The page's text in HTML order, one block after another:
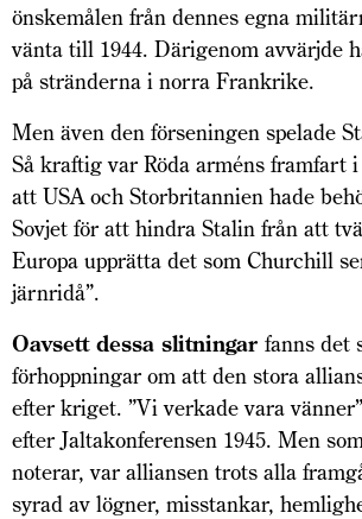
önskemålen från dennes egna
vänta till 1944. Därigenom avvärjde
på stränderna i norra Frankrike.
Men även den förseningen spelade
Så kraftig var Röda arméns framfart
att USA och Storbritannien hade
Sovjet för att hindra Stalin från att
Europa upprätta det som Churchill
järnridå”.
Oavsett dessa slitningar fanns det
förhoppningar om att den stora
efter kriget. ”Vi verkade vara
efter Jaltakonferensen 1945. Men
noterar, var alliansen trots alla
syrad av lögner, misstankar,